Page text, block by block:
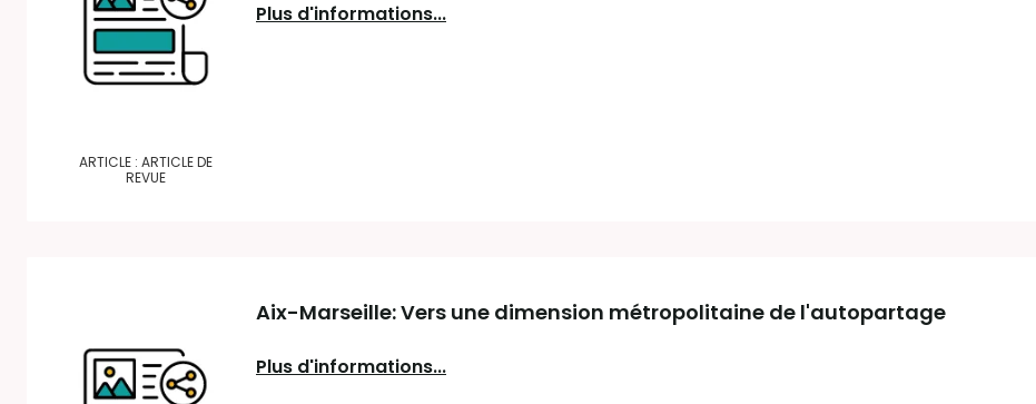
ARTICLE : ARTICLE DE
REVUE
Plus d'informations...
Aix-Marseille: Vers une dimension métropolitaine de l'autopartage
Plus d'informations...